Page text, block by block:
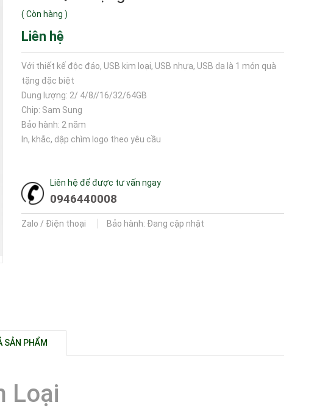
( Còn hàng )
Liên hệ
Với thiết kế độc đáo, USB kim loại, USB nhựa, USB da là 1 món quà
tặng đặc biệt
Dung lượng: 2/ 4/8//16/32/64GB
Chip: Sam Sung
Bảo hành: 2 năm
In, khắc, dập chìm logo theo yêu cầu
Liên hệ để được tư vấn ngay
0946440008
Zalo / Điện thoại Bảo hành: Đang cập nhật
SẢN PHẨM
Loại